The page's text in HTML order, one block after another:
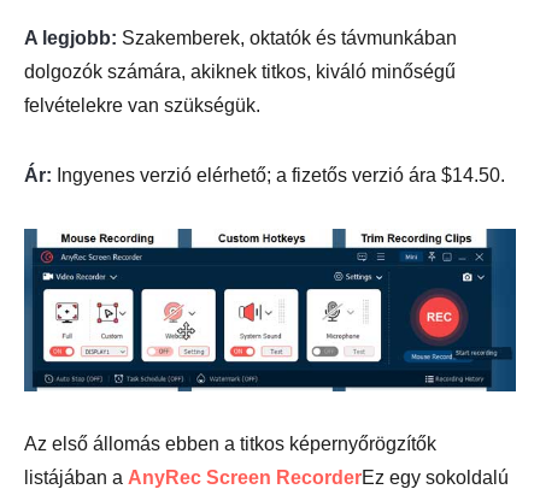
A legjobb: Szakemberek, oktatók és távmunkában
dolgozók számára, akiknek titkos, kiváló minőségű
felvételekre van szükségük.
Ár: Ingyenes verzió elérhető; a fizetős verzió ára $14.50.
Az első állomás ebben a titkos képernyőrögzítők
listájában a AnyRec Screen RecorderEz egy sokoldalú